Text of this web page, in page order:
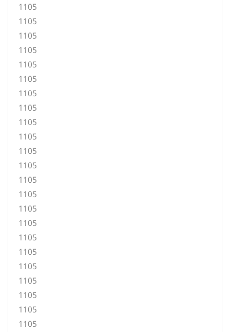
1105
1105
1105
1105
1105
1105
1105
1105
1105
1105
1105
1105
1105
1105
1105
1105
1105
1105
1105
1105
1105
1105
1105